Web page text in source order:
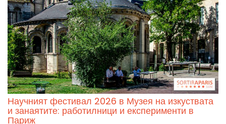
Научният фестивал 2026 в Музея на изкуствата
и занаятите: работилници и експерименти в
Париж